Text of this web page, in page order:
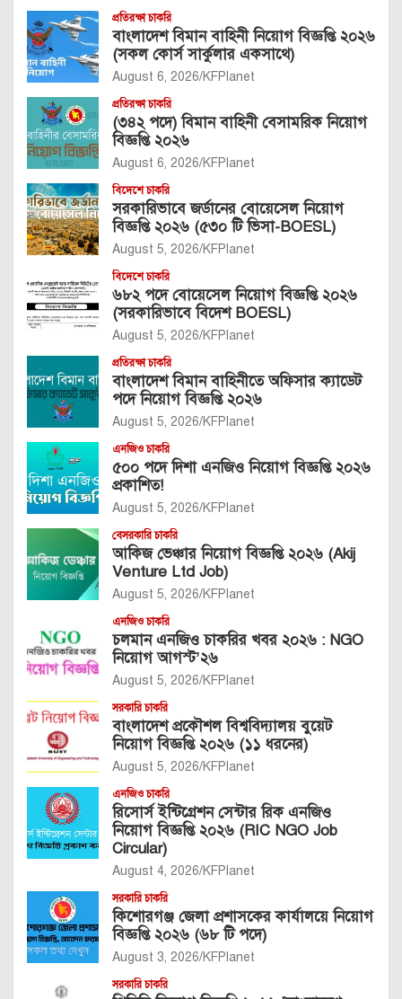
প্রতিরক্ষা চাকরি
বাংলাদেশ বিমান বাহিনী নিয়োগ বিজ্ঞপ্তি ২০২৬
(সকল কোর্স সার্কুলার একসাথে)
August 6, 2026 KFPlanet
প্রতিরক্ষা চাকরি
(৩৪২ পদে) বিমান বাহিনী বেসামরিক নিয়োগ
বিজ্ঞপ্তি ২০২৬
August 6, 2026 KFPlanet
বিদেশে চাকরি
সরকারিভাবে জর্ডানের বোয়েসেল নিয়োগ
বিজ্ঞপ্তি ২০২৬ (৫৩০ টি ভিসা-BOESL)
August 5, 2026 KFPlanet
বিদেশে চাকরি
৬৮২ পদে বোয়েসেল নিয়োগ বিজ্ঞপ্তি ২০২৬
(সরকারিভাবে বিদেশ BOESL)
August 5, 2026 KFPlanet
প্রতিরক্ষা চাকরি
বাংলাদেশ বিমান বাহিনীতে অফিসার ক্যাডেট
পদে নিয়োগ বিজ্ঞপ্তি ২০২৬
August 5, 2026 KFPlanet
এনজিও চাকরি
৫০০ পদে দিশা এনজিও নিয়োগ বিজ্ঞপ্তি ২০২৬
প্রকাশিত!
August 5, 2026 KFPlanet
বেসরকারি চাকরি
আকিজ ভেঞ্চার নিয়োগ বিজ্ঞপ্তি ২০২৬ (Akij
Venture Ltd Job)
August 5, 2026 KFPlanet
এনজিও চাকরি
চলমান এনজিও চাকরির খবর ২০২৬ : NGO
নিয়োগ আগস্ট’২৬
August 5, 2026 KFPlanet
সরকারি চাকরি
বাংলাদেশ প্রকৌশল বিশ্ববিদ্যালয় বুয়েট
নিয়োগ বিজ্ঞপ্তি ২০২৬ (১১ ধরনের)
August 5, 2026 KFPlanet
এনজিও চাকরি
রিসোর্স ইন্টিগ্রেশন সেন্টার রিক এনজিও
নিয়োগ বিজ্ঞপ্তি ২০২৬ (RIC NGO Job
Circular)
August 4, 2026 KFPlanet
সরকারি চাকরি
কিশোরগঞ্জ জেলা প্রশাসকের কার্যালয়ে নিয়োগ
বিজ্ঞপ্তি ২০২৬ (৬৮ টি পদে)
August 3, 2026 KFPlanet
সরকারি চাকরি